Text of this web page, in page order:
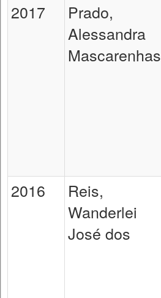
2017
Prado,
Alessandra
Mascarenhas
2016
Reis,
Wanderlei
José dos